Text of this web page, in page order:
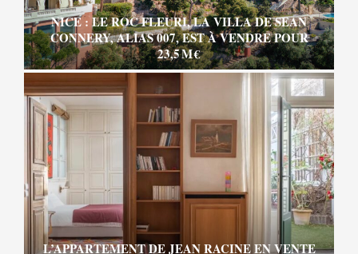
NICE : LE ROC FLEURI, LA VILLA DE SEAN
CONNERY, ALIAS 007, EST À VENDRE POUR
23,5 M €
L’APPARTEMENT DE JEAN RACINE EN VENTE